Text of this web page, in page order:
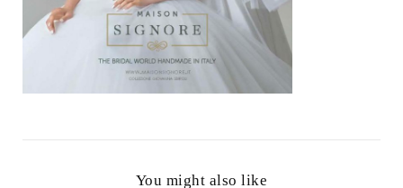
You might also like